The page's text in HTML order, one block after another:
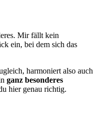
Mir fällt kein
ein, bei dem sich das
harmoniert also auch
ganz besonderes
hier genau richtig.